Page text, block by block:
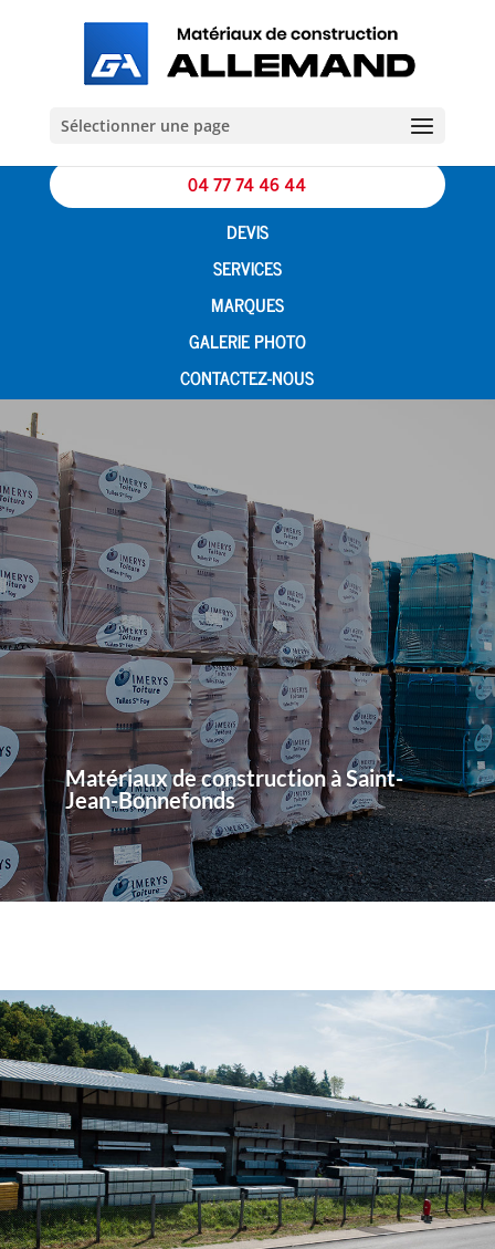
Sélectionner une page
04 77 74 46 44
DEVIS
SERVICES
MARQUES
GALERIE PHOTO
CONTACTEZ-NOUS
Matériaux de construction à Saint-
Jean-Bonnefonds